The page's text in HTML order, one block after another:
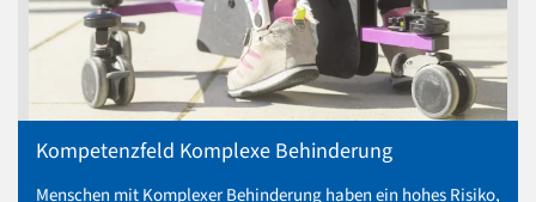
Kompetenzfeld Komplexe Behinderung
Menschen mit Komplexer Behinderung haben ein hohes Risiko,